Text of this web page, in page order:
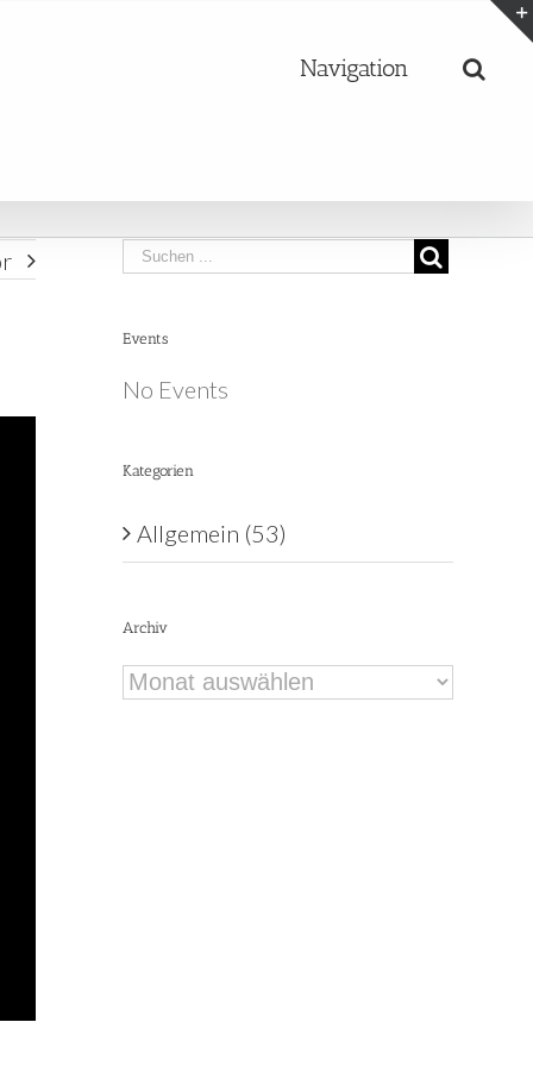
Navigation
Search
Events
No Events
Kategorien
Allgemein (53)
Archiv
Archiv